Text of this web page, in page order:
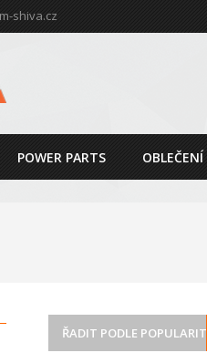
shiva.cz
POWER PARTS OBLEČENÍ
ŘADIT PODLE POPULARITY